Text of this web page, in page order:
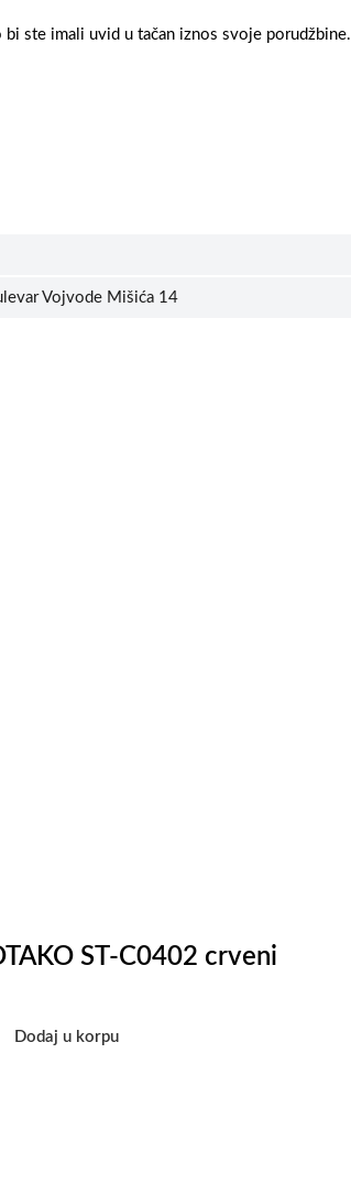
ste imali uvid u tačan iznos svoje porudžbine.
Vojvode Mišića 14
ST-C0402 crveni
Dodaj u korpu